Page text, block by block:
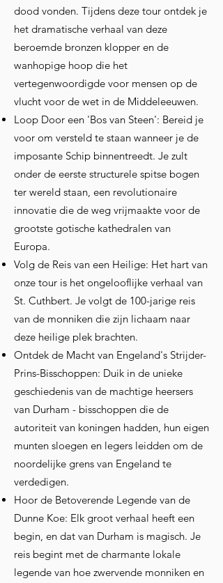
dood vonden. Tijdens deze tour ontdek je
het dramatische verhaal van deze
beroemde bronzen klopper en de
wanhopige hoop die het
vertegenwoordigde voor mensen op de
vlucht voor de wet in de Middeleeuwen.
Loop Door een 'Bos van Steen': Bereid je
voor om versteld te staan wanneer je de
imposante Schip binnentreedt. Je zult
onder de eerste structurele spitse bogen
ter wereld staan, een revolutionaire
innovatie die de weg vrijmaakte voor de
grootste gotische kathedralen van
Europa.
Volg de Reis van een Heilige: Het hart van
onze tour is het ongelooflijke verhaal van
St. Cuthbert. Je volgt de 100-jarige reis
van de monniken die zijn lichaam naar
deze heilige plek brachten.
Ontdek de Macht van Engeland's Strijder-
Prins-Bisschoppen: Duik in de unieke
geschiedenis van de machtige heersers
van Durham - bisschoppen die de
autoriteit van koningen hadden, hun eigen
munten sloegen en legers leidden om de
noordelijke grens van Engeland te
verdedigen.
Hoor de Betoverende Legende van de
Dunne Koe: Elk groot verhaal heeft een
begin, en dat van Durham is magisch. Je
reis begint met de charmante lokale
legende van hoe zwervende monniken en